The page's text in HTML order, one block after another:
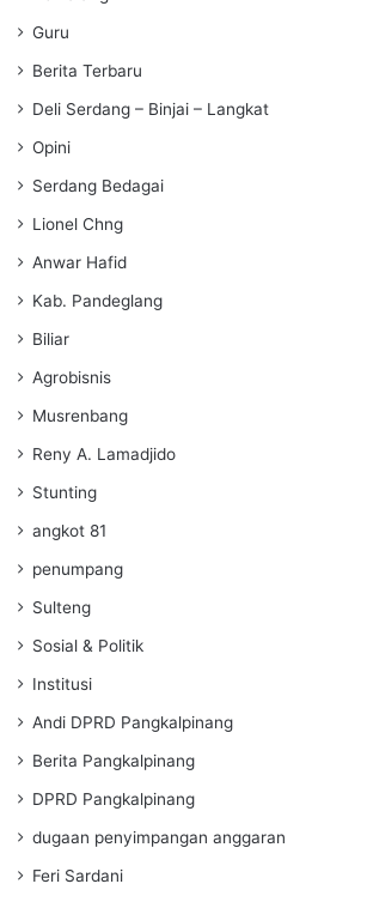
Guru
Berita Terbaru
Deli Serdang – Binjai – Langkat
Opini
Serdang Bedagai
Lionel Chng
Anwar Hafid
Kab. Pandeglang
Biliar
Agrobisnis
Musrenbang
Reny A. Lamadjido
Stunting
angkot 81
penumpang
Sulteng
Sosial & Politik
Institusi
Andi DPRD Pangkalpinang
Berita Pangkalpinang
DPRD Pangkalpinang
dugaan penyimpangan anggaran
Feri Sardani